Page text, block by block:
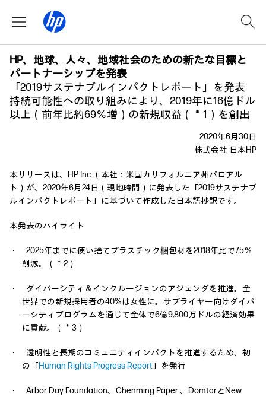
HP、地球、人々、地域社会のための新たな目標と
パートナーシップを発表
「2019サステナブルインパクトレポート」を発表
持続可能性への取り組みにより、2019年に16億ドル
以上（前年比約69％増）の新規収益（＊1）を創出
2020年6月30日
株式会社 日本HP
本リリースは、HP Inc.（本社：米国カリフォルニア州パロアル
ト）が、2020年6月24日（現地時間）に発表した「2019サステナブ
ルインパクトレポート」に基づいて作成した日本語抄訳です。
本発表のハイライト
・ 2025年までに使い捨てプラスチック梱包材を2018年比で75％
削減。（＊2）
・ ダイバーシティ＆インクルージョンのアジェンダを推進。全
世界での新規採用者の40%は女性に。サプライヤー向けダイバ
ーシティプログラムを通じて全体で6億9,800万ドルの経済効果
に貢献。（＊3）
・ 透明性と長期のコミュニティインパクトを推進するため、初
の「Human Rights Progress Report」を発行
・ Arbor Day Foundation、Chenming Paper 、DomtarとNew